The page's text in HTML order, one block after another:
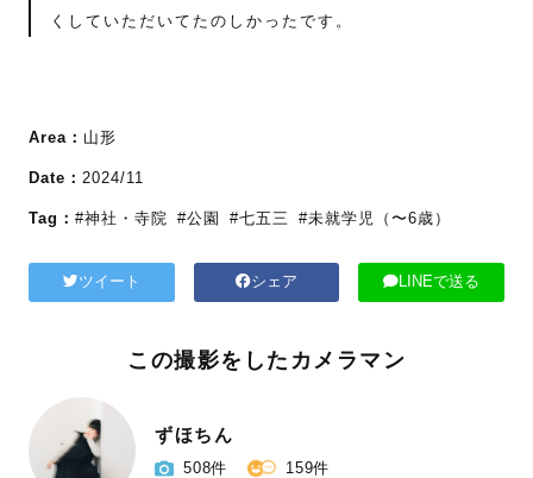
くしていただいてたのしかったです。
Area： 山形
Date： 2024/11
Tag： #神社・寺院 #公園 #七五三 #未就学児（〜6歳）
ツイート シェア LINEで送る
この撮影をしたカメラマン
ずほちん
508件 159件